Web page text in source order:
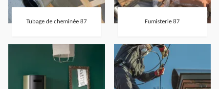
Tubage de cheminée 87 Fumisterie 87